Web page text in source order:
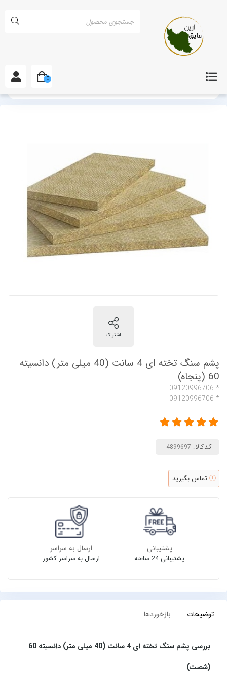
پشم سنگ تخته ای 4 سانت (40 میلی متر) دانسیته
60 (پنجاه)
* 09120996706
* 09120996706
کدکالا:
تماس بگیرید
پشتیبانی
پشتیبانی 24 ساعته
ارسال به سراسر
ارسال به سراسر کشور
توضیحات بازخوردها
بررسی پشم سنگ تخته ای 4 سانت (40 میلی متر) دانسیته 60
(شصت)
0